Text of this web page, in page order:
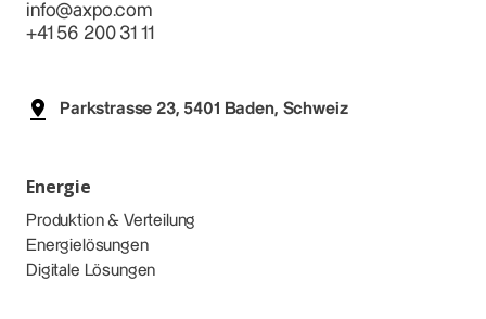
info@axpo.com
+41 56 200 31 11
Parkstrasse 23, 5401 Baden, Schweiz
Energie
Produktion & Verteilung
Energielösungen
Digitale Lösungen